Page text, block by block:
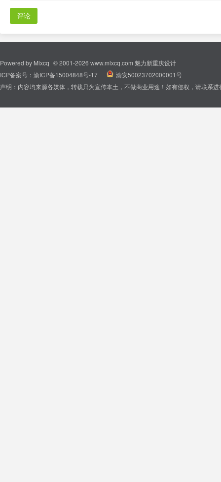
评论
Powered by Mlxcq © 2001-2026 www.mlxcq.com 魅力新重庆设计
ICP备案号： 渝ICP备15004848号-17
渝安50023702000001号
声明：内容均来源各媒体，转载只为宣传本土，不做商业用途！如有侵权，请联系进